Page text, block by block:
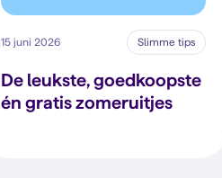
15 juni 2026 Slimme tips
De leukste, goedkoopste
én gratis zomeruitjes